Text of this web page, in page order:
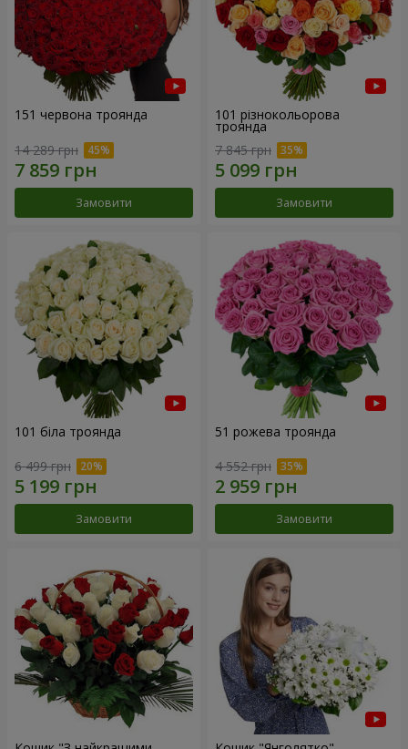
151 червона троянда
14 289 грн
Замовити
101 різнокольорова
троянда
7 845 грн
Замовити
101 біла троянда
6 499 грн
Замовити
51 рожева троянда
4 552 грн
Замовити